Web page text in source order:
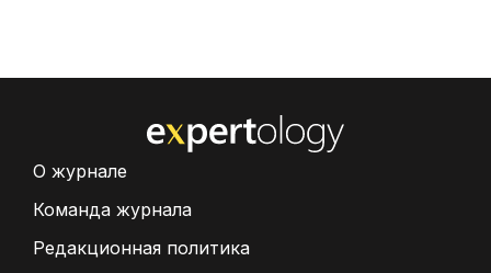
О журнале
Команда журнала
Редакционная политика